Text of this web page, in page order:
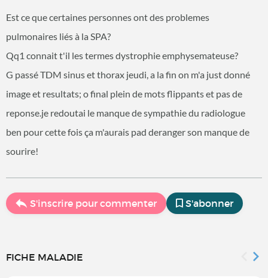
Est ce que certaines personnes ont des problemes
pulmonaires liés à la SPA?
Qq1 connait t'il les termes dystrophie emphysemateuse?
G passé TDM sinus et thorax jeudi, a la fin on m'a just donné
image et resultats; o final plein de mots flippants et pas de
reponse.je redoutai le manque de sympathie du radiologue
ben pour cette fois ça m'aurais pad deranger son manque de
sourire!
S'inscrire pour commenter S'abonner
FICHE MALADIE